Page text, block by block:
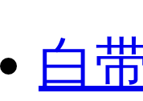
白